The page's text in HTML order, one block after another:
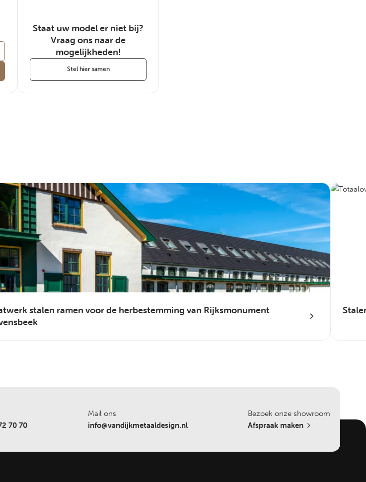
Staat uw model er niet bij?
Vraag ons naar de
mogelijkheden!
Stel hier samen
stalen ramen voor de herbestemming van Rijksmonument
70 70
Mail ons
info@vandijkmetaaldesign.nl
Bezoek onze showroom
Afspraak maken